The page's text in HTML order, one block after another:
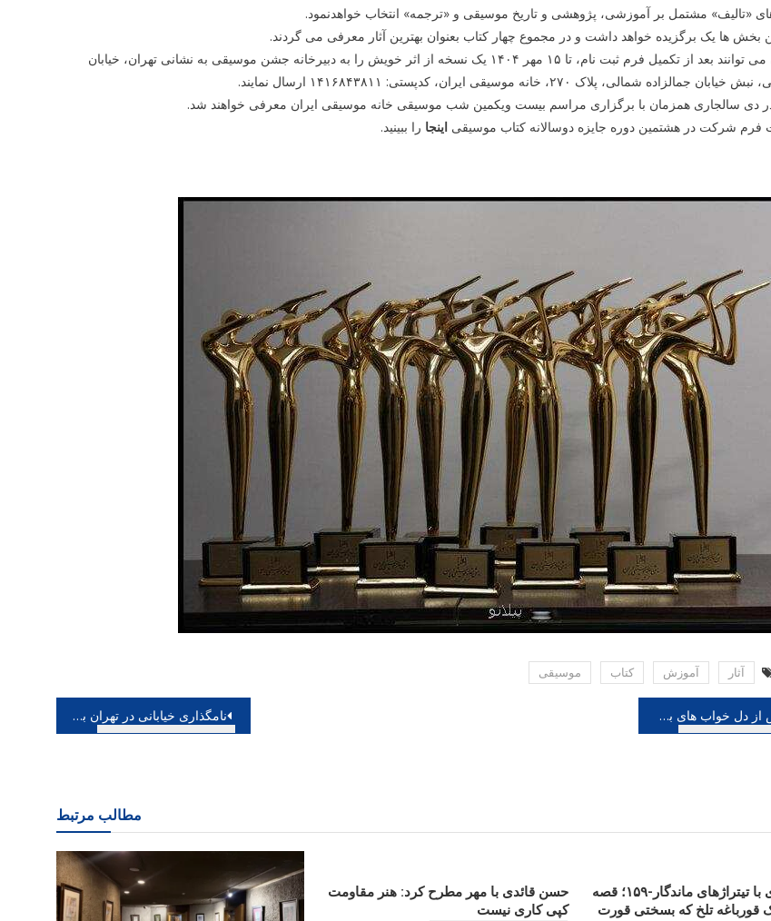
«تالیف» مشتمل بر آموزشی، پژوهشی و تاریخ موسیقی و «ترجمه» انتخاب خواهدنمود.
بخش ها یک برگزیده خواهد داشت و در مجموع چهار کتاب بعنوان بهترین آثار معرفی می گردند.
علاقه مندان می توانند بعد از تکمیل فرم ثبت نام، تا ۱۵ مهر ۱۴۰۴ یک نسخه از اثر خویش را به دبیرخانه جشن موسیقی به نشانی تهران، خیابان
شمالی، پلاک ۲۷۰، خانه موسیقی ایران، کدپستی: ۱۴۱۶۸۴۳۸۱۱ ارسال نمایند.
در دی سالجاری همزمان با برگزاری مراسم بیست ویکمین شب موسیقی خانه موسیقی ایران معرفی خواهند شد.
فرم شرکت در هشتمین دوره جایزه دوسالانه کتاب موسیقی اینجا را ببینید.
آثار آموزش كتاب موسیقی
نامگذاری خیابانی در تهران به نام مرحوم فریدون شهبازیان مورفئوس از دل خواب های بی مرز و خیال های رها به نمایش در می آید
مطالب مرتبط
حسن قائدی با مهر مطرح کرد: هنر مقاومت
کپی کاری نیست
خاطره بازی با تیتراژهای ماندگار-۱۵۹؛ قصه
قورباغه تلخ که بسختی قورت